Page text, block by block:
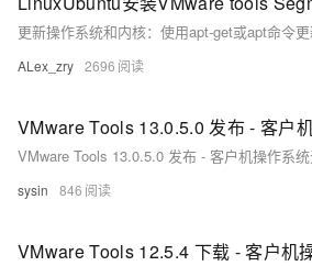
ALex_zry 2696
VMware Tools 13.0.5.0 发布 - 客户机操作系
sysin 846